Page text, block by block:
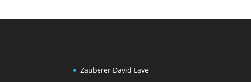
Zauberer David Lave